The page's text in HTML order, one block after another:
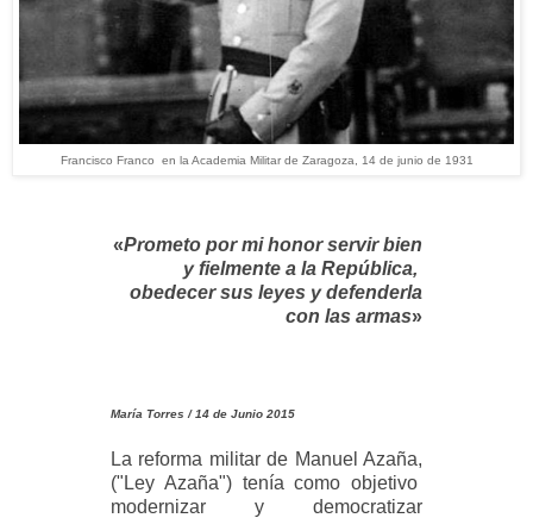
Francisco Franco en la Academia Militar de Zaragoza, 14 de junio de 1931
«Prometo por mi honor servir bien
y fielmente a la República,
obedecer sus leyes y defenderla
con las armas»
María Torres / 14 de Junio 2015
La reforma militar de Manuel Azaña,
("Ley Azaña") tenía como objetivo
modernizar y democratizar